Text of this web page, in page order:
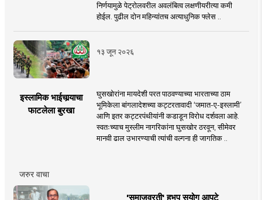
निर्णयामुळे पेट्रोलवरील अवलंबित्व लक्षणीयरीत्या कमी
होईल. पुढील दोन महिन्यांतच अत्याधुनिक फ्लेस ..
१३ जून २०२६
इस्लामिक भाईचार्‍याचा
फाटलेला बुरखा
घुसखोरांना मायदेशी परत पाठवण्याच्या भारताच्या ठाम
भूमिकेला बांगलादेशच्या कट्टरतावादी ‘जमात-ए-इस्लामी’
आणि इतर कट्टरपंथीयांनी कडाडून विरोध दर्शवला आहे.
स्वतःच्याच मुस्लीम नागरिकांना घुसखोर ठरवून, सीमेवर
मानवी ढाल उभारण्याची त्यांची वल्गना ही जागतिक ..
जरुर वाचा
'समाजव्रती' हभप सुयोग आपटे